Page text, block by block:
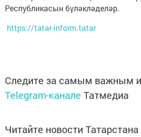
Республикасын бүләкләделәр.
https://tatar-inform.tatar
Следите за самым важным
Telegram-канале Татмедиа
Читайте новости Татарстана